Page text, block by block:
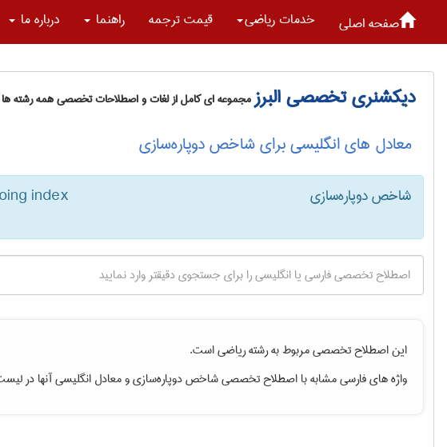
صفحه اصلی خدمات رياضی قیمت ترجمه راهنما درباره ما
دیکشنری تخصصی البرزمجموعه ای کامل از لغات و اصطلاحات تخصصی همه رشته ها
معادل های انگلیسی برای شاخص دوپاره‌سازی
شاخص دوپاره‌سازی index
این اصطلاح تخصصی مربوط به رشتهرياضیاست.
واژه های فارسی مشابه با اصطلاح تخصصیشاخص دوپاره‌سازیو معادل انگلیسی آنها در